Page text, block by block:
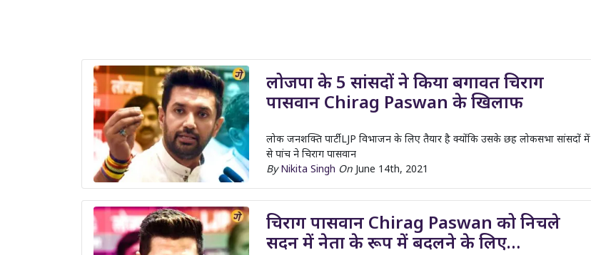
लोजपा के 5 सांसदों ने किया बगावत चिराग
पासवान Chirag Paswan के खिलाफ
लोक जनशक्ति पार्टी LJP विभाजन के लिए तैयार है क्योंकि उसके छह लोकसभा सांसदों में
से पांच ने चिराग पासवान
ByNikita Singh On June 14th, 2021
चिराग पासवान Chirag Paswan को निचले
सदन में नेता के रूप में बदलने के लिए…